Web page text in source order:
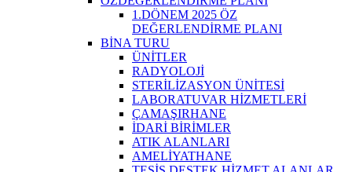
1.DÖNEM 2025 ÖZ
DEĞERLENDİRME PLANI
BİNA TURU
ÜNİTLER
RADYOLOJİ
STERİLİZASYON ÜNİTESİ
LABORATUVAR HİZMETLERİ
ÇAMAŞIRHANE
İDARİ BİRİMLER
ATIK ALANLARI
AMELİYATHANE